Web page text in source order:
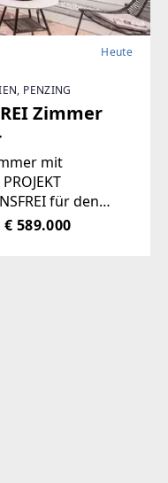
Heute
PENZING
Zimmer
mit
für den
++In
ruhiger Lage
€ 589.000